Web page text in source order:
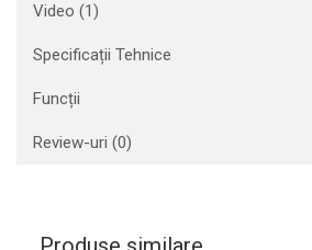
Video (1)
Specificații Tehnice
Funcții
Review-uri (0)